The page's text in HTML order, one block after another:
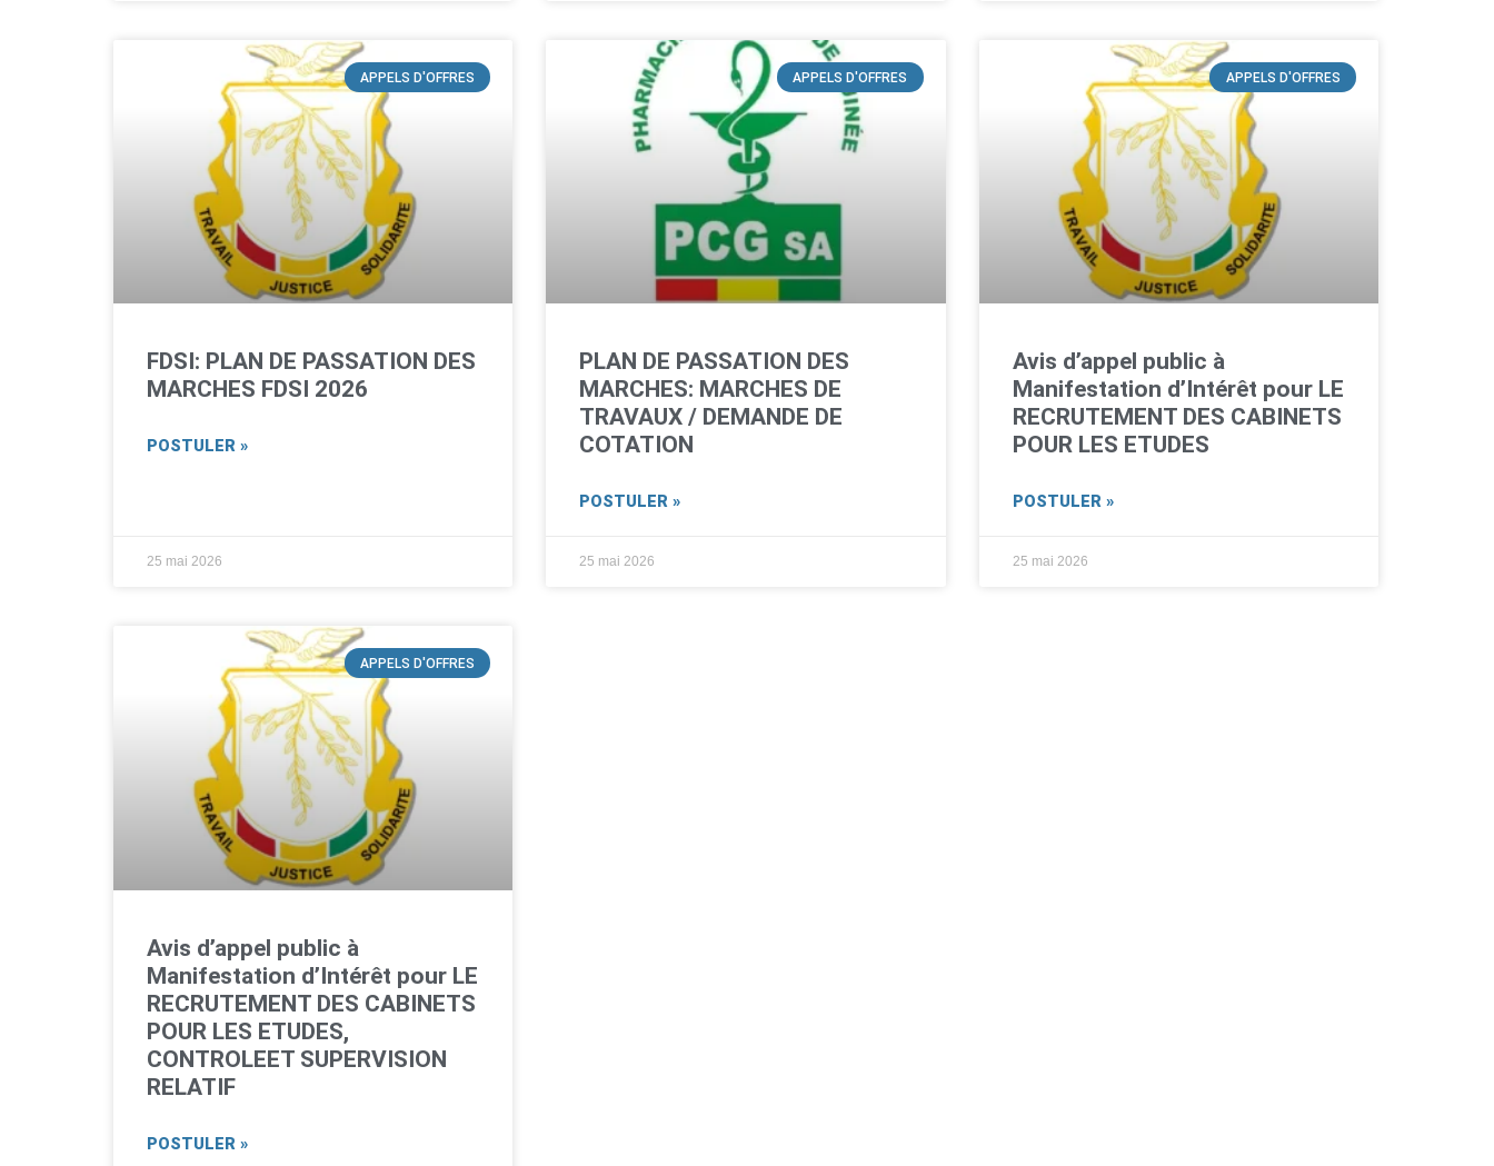
APPELS D'OFFRES
FDSI: PLAN DE PASSATION DES
MARCHES FDSI 2026
POSTULER »
25 mai 2026
APPELS D'OFFRES
PLAN DE PASSATION DES
MARCHES: MARCHES DE
TRAVAUX / DEMANDE DE
COTATION
POSTULER »
25 mai 2026
APPELS D'OFFRES
Avis d’appel public à
Manifestation d’Intérêt pour LE
RECRUTEMENT DES CABINETS
POUR LES ETUDES
POSTULER »
25 mai 2026
APPELS D'OFFRES
Avis d’appel public à
Manifestation d’Intérêt pour LE
RECRUTEMENT DES CABINETS
POUR LES ETUDES,
CONTROLEET SUPERVISION
RELATIF
POSTULER »